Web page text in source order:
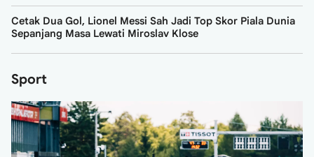
Cetak Dua Gol, Lionel Messi Sah Jadi Top Skor Piala Dunia
Sepanjang Masa Lewati Miroslav Klose
Sport